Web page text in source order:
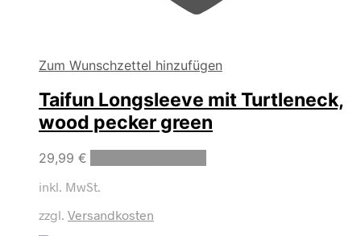
Zum Wunschzettel hinzufügen
Taifun Longsleeve mit Turtleneck,
wood pecker green
29,99 €
inkl. MwSt.
zzgl. Versandkosten